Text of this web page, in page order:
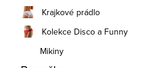
Krajkové prádlo
Kolekce Disco a Funny
Mikiny